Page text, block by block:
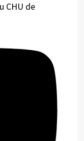
CHU de